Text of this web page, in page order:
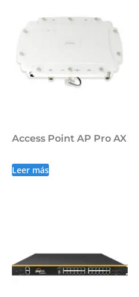
Access Point AP Pro AX
Leer más